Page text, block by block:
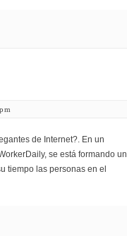
de Internet?. En un
se está formando un
tiempo las personas en el